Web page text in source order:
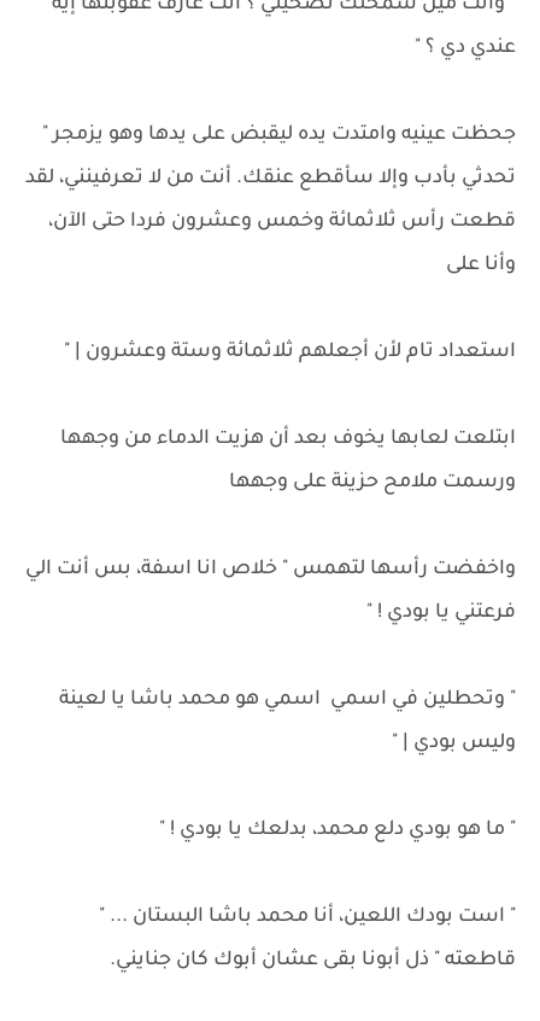
" وانت مين سمحلك تصحيني ؟ أنت عارف عقوبتها إيه
عندي دي ؟ "
جحظت عينيه وامتدت يده ليقبض على يدها وهو يزمجر "
تحدثي بأدب وإلا سأقطع عنقك. أنت من لا تعرفينني، لقد
قطعت رأس ثلاثمائة وخمس وعشرون فردا حتى الآن،
وأنا على
استعداد تام لأن أجعلهم ثلاثمائة وستة وعشرون | "
ابتلعت لعابها يخوف بعد أن هزيت الدماء من وجهها
ورسمت ملامح حزينة على وجهها
واخفضت رأسها لتهمس " خلاص انا اسفة، بس أنت الي
فرعتني يا بودي ! "
" وتحطلين في اسمي اسمي هو محمد باشا يا لعينة
وليس بودي | "
" ما هو بودي دلع محمد، بدلعك يا بودي ! "
" است بودك اللعين، أنا محمد باشا البستان ... "
قاطعته " ذل أبونا بقى عشان أبوك كان جنايني.